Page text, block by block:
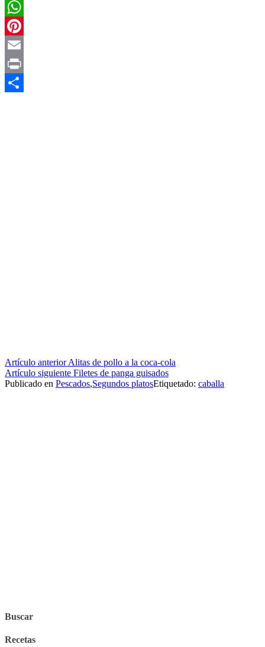
Twitter
WhatsApp
Pinterest
Email
Print
Seguir
leyendo
Artículo anteriorAlitas de pollo a la coca-cola
Artículo siguiente Filetes de panga guisados
Publicado en Pescados,Segundos platosEtiquetado: caballa
Buscar
Recetas